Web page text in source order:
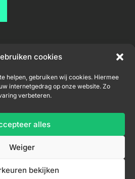
cookies
helpen, gebruiken wij cookies. Hiermee
internetgedrag op onze website. Zo
verbeteren.
alles
Weiger
bekijken
nieuwsbrief